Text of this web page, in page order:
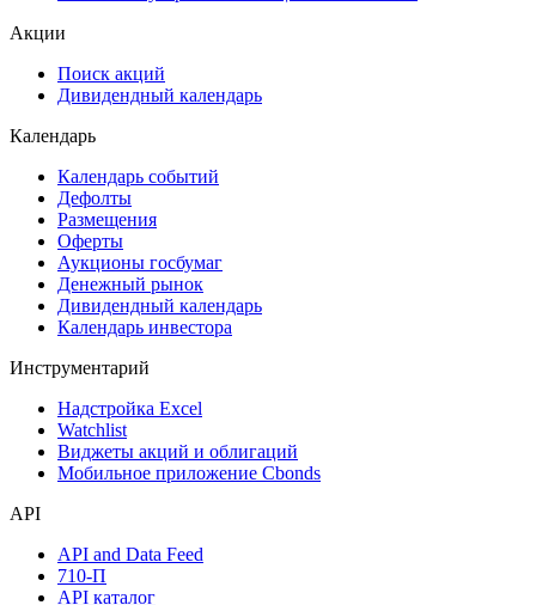
ESG
Самые популярные облигации на Cbonds.ru
Дивидендный календарь
Календарь
Календарь событий
Дефолты
Размещения
Оферты
Денежный рынок
Календарь инвестора
Инструментарий
Мобильное приложение Cbonds
API